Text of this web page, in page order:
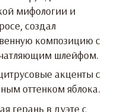
мифологии и
создал
композицию с
шлейфом.
акценты с
оттенком яблока.
герань в дуэте с